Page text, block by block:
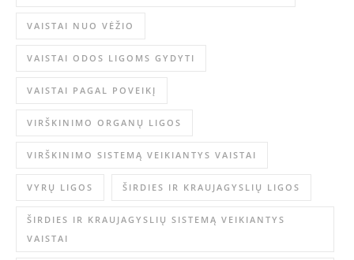
VAISTAI NUO VĖŽIO
VAISTAI ODOS LIGOMS GYDYTI
VAISTAI PAGAL POVEIKĮ
VIRŠKINIMO ORGANŲ LIGOS
VIRŠKINIMO SISTEMĄ VEIKIANTYS VAISTAI
VYRŲ LIGOS ŠIRDIES IR KRAUJAGYSLIŲ LIGOS
ŠIRDIES IR KRAUJAGYSLIŲ SISTEMĄ VEIKIANTYS
VAISTAI